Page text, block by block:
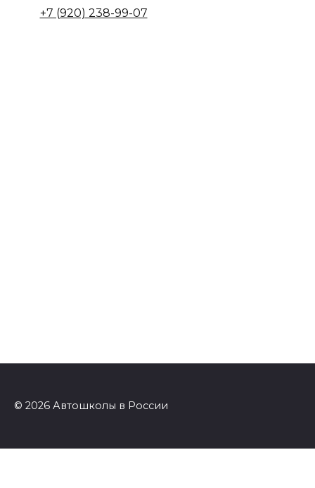
+7 (920) 238-99-07
© 2026 Автошколы в России